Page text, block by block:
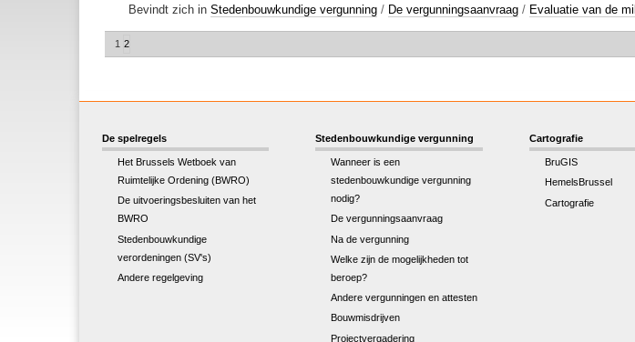
Bevindt zich in Stedenbouwkundige vergunning / De vergunningsaanvraag / Evaluatie van de
1 2
De spelregels
Het Brussels Wetboek van
Ruimtelijke Ordening (BWRO)
De uitvoeringsbesluiten van het
BWRO
Stedenbouwkundige
verordeningen (SV's)
Andere regelgeving
Stedenbouwkundige vergunning
Wanneer is een
stedenbouwkundige vergunning
nodig?
De vergunningsaanvraag
Na de vergunning
Welke zijn de mogelijkheden tot
beroep?
Andere vergunningen en attesten
Bouwmisdrijven
Projectvergadering
Cartografie
BruGIS
HemelsBrussel
Cartografie